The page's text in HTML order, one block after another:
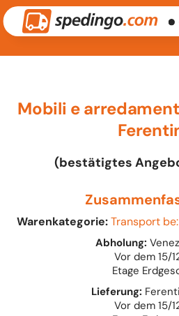
Mobili e
(bestätigtes
Warenkategorie:Transport
Abholung:
Vor dem 15/
Etage
Lieferung:
Vor dem 15/